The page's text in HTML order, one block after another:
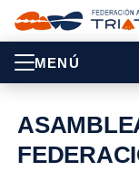
MENÚ